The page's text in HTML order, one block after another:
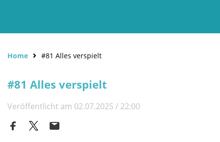
Home #81 Alles verspielt
#81 Alles verspielt
Veröffentlicht am 02.07.2025 / 22:00